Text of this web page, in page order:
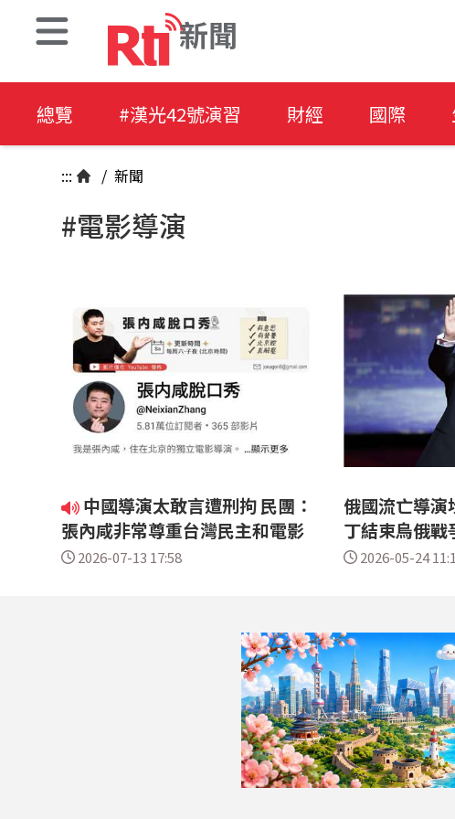
新聞
總覽 #漢光42號演習 財經 國際
::: / 新聞
#電影導演
中國導演太敢言遭刑拘 民團：
張內咸非常尊重台灣民主和電影
2026-07-13 17:58
俄國流亡導
丁結束烏俄戰
2026-05-24